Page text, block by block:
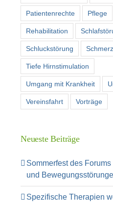
Patientenrechte Pflege
Rehabilitation
Schluckstörung Schmerz
Tiefe Hirnstimulation
Umgang mit Krankheit
Vereinsfahrt Vorträge
Neueste Beiträge
Sommerfest des
und
Spezifische Therapien